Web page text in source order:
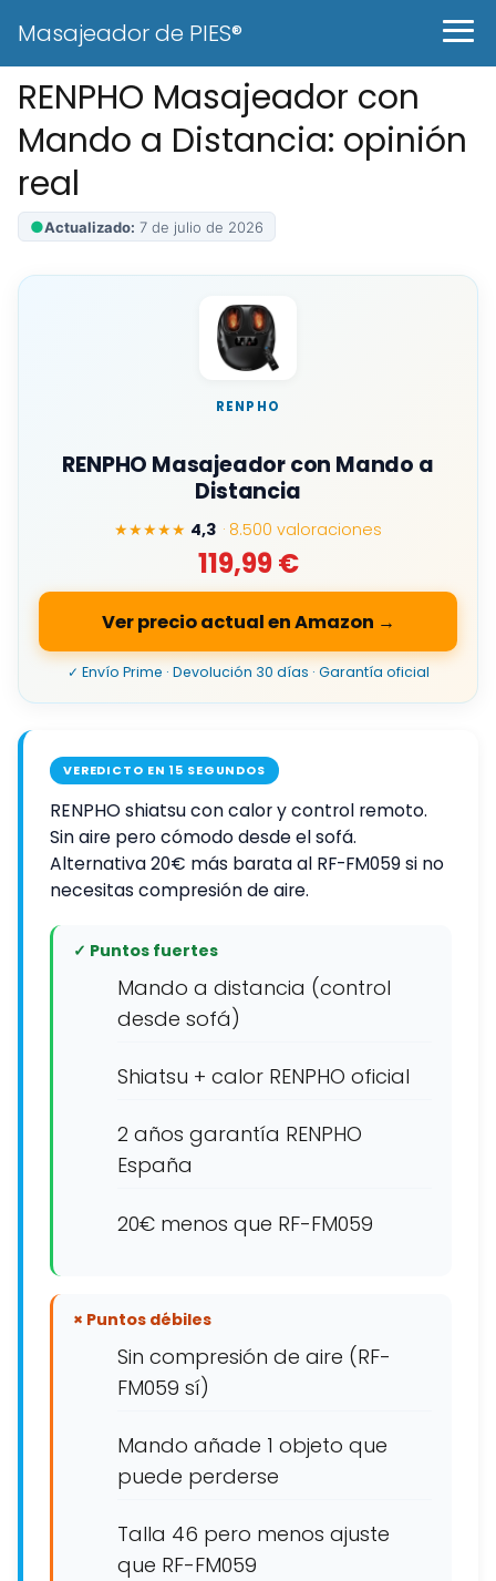
Masajeador de PIES®
RENPHO Masajeador con
Mando a Distancia: opinión
real
●Actualizado: 7 de julio de 2026
RENPHO
RENPHO Masajeador con Mando a
Distancia
★★★★★ 4,3 · 8.500 valoraciones
119,99 €
Ver precio actual en Amazon →
✓ Envío Prime · Devolución 30 días · Garantía oficial
VEREDICTO EN 15 SEGUNDOS
RENPHO shiatsu con calor y control remoto.
Sin aire pero cómodo desde el sofá.
Alternativa 20€ más barata al RF-FM059 si no
necesitas compresión de aire.
✓ Puntos fuertes
Mando a distancia (control
desde sofá)
Shiatsu + calor RENPHO oficial
2 años garantía RENPHO
España
20€ menos que RF-FM059
× Puntos débiles
Sin compresión de aire (RF-
FM059 sí)
Mando añade 1 objeto que
puede perderse
Talla 46 pero menos ajuste
que RF-FM059